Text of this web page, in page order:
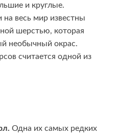
и круглые.
на весь мир известны
шерстью, которая
необычный окрас.
считается одной из
Одна их самых редких